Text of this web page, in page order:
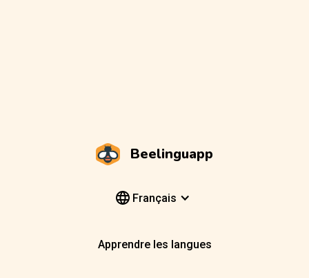
Beelinguapp
Français
Apprendre les langues